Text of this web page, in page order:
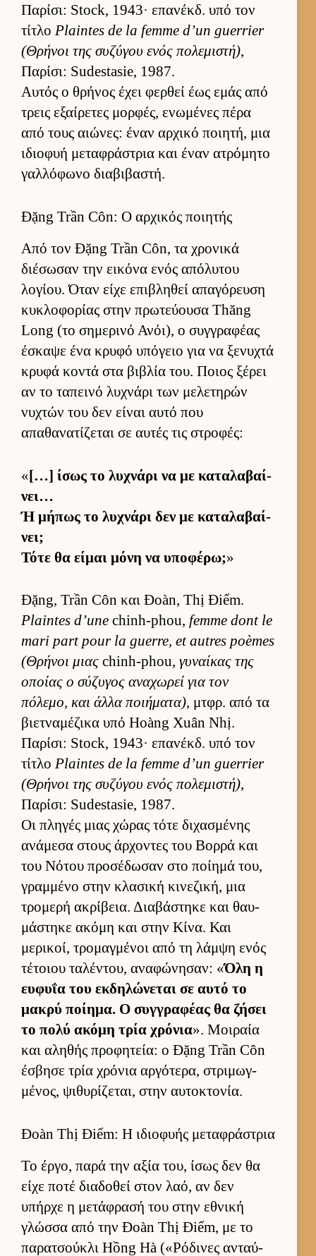
Παρίσι: Stock, 1943· επανέκδ. υπό τον
τίτλο Plaintes de la femme d’un guerrier
(Θρήνοι της συζύγου ενός πολεμιστή),
Παρίσι: Sudestasie, 1987.
Αυ­τός ο θρήνος έχει φερ­θεί έως εμάς από
τρεις εξαί­ρετες μορ­φές, ενωμένες πέρα
από τους αιώνες: έναν αρ­χικό ποι­ητή, μια
ιδιο­φυή μεταφράστρια και έναν ατρόμητο
γαλ­λόφωνο δια­βιβαστή.
Đặng Trần Côn: Ο αρχικός ποιητής
Από τον Đặng Trần Côn, τα χρονικά
διέσωσαν την ει­κόνα ενός απόλυτου
λογίου. Όταν είχε επιβληθεί απαγόρευση
κυκλοφορίας στην πρωτεύ­ουσα Thăng
Long (το σημερινό Ανόι), ο συγ­γραφέας
έσκαψε ένα κρυφό υπόγειο για να ξενυχτά
κρυφά κοντά στα βιβλία του. Ποιος ξέρει
αν το ταπεινό λυχνάρι των μελετηρών
νυχτών του δεν εί­ναι αυτό που
απαθανατίζεται σε αυ­τές τις στροφές:
«[…] ίσως το λυχνάρι να με καταλαβαί­
νει…
Ή μήπως το λυχνάρι δεν με καταλαβαί­
νει;
Τότε θα εί­μαι μόνη να υποφέρω;»
Đặng, Trần Côn και Đoàn, Thị Điểm.
Plaintes d’une chinh-phou, femme dont le
mari part pour la guerre, et autres poèmes
(Θρήνοι μιας chinh-phou, γυναί­κας της
οποίας ο σύζυγος αναχωρεί για τον
πόλεμο, και άλλα ποι­ήματα), μτ­φρ. από τα
βιετ­ναμέζικα υπό Hoàng Xuân Nhị.
Παρίσι: Stock, 1943· επανέκδ. υπό τον
τίτλο Plaintes de la femme d’un guerrier
(Θρήνοι της συζύγου ενός πολεμιστή),
Παρίσι: Sudestasie, 1987.
Οι πληγές μιας χώρας τότε διχασμένης
ανάμεσα στους άρ­χοντες του Βορρά και
του Νότου προσέδωσαν στο ποί­ημά του,
γραμ­μένο στην κλασική κινεζική, μια
τρομερή ακρίβεια. Δια­βάστηκε και θαυ­
μάστηκε ακόμη και στην Κίνα. Και
μερικοί, τρομαγ­μένοι από τη λάμψη ενός
τέτοιου ταλέντου, αναφώνησαν: «Όλη η
ευ­φυΐα του εκ­δηλώνεται σε αυτό το
μακρύ ποί­ημα. Ο συγ­γραφέας θα ζήσει
το πολύ ακόμη τρία χρόνια». Μοι­ραία
και αληθής προφητεία: ο Đặng Trần Côn
έσβησε τρία χρόνια αρ­γότερα, στριμωγ­
μένος, ψιθυρίζεται, στην αυ­τοκτονία.
Đoàn Thị Điểm: Η ιδιοφυής μεταφράστρια
Το έρ­γο, παρά την αξία του, ίσως δεν θα
είχε ποτέ δια­δοθεί στον λαό, αν δεν
υπήρχε η μετάφρασή του στην εθνική
γλώσσα από την Đoàn Thị Điểm, με το
παρατσού­κλι Hồng Hà («Ρόδινες ανταύ­